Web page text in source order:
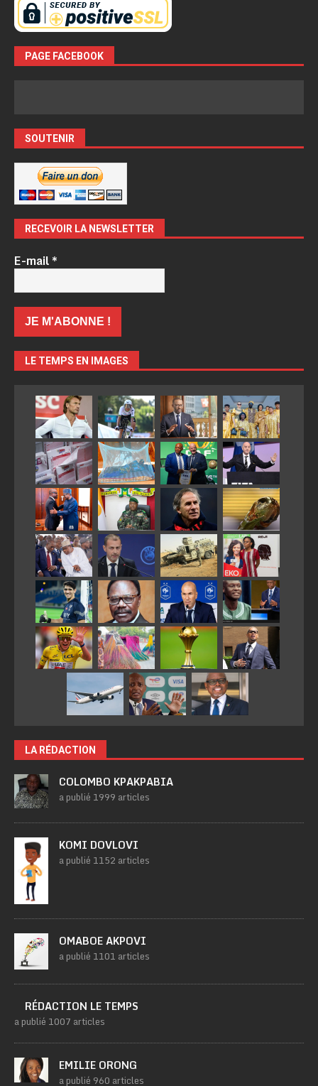
PAGE FACEBOOK
SOUTENIR
RECEVOIR LA NEWSLETTER
E-mail*
LE TEMPS EN IMAGES
LA RÉDACTION
COLOMBO KPAKPABIA
a publié 1999 articles
KOMI DOVLOVI
a publié 1152 articles
OMABOE AKPOVI
a publié 1101 articles
RÉDACTION LE TEMPS
a publié 1007 articles
EMILIE ORONG
a publié 960 articles